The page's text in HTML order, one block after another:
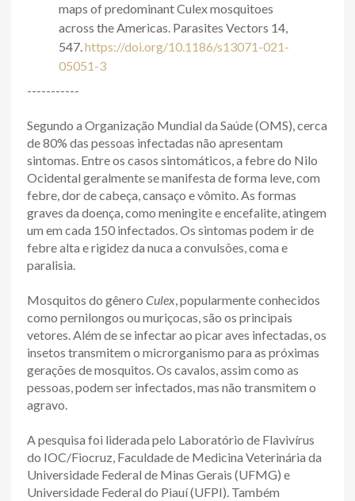
maps of predominant Culex mosquitoes
across the Americas. Parasites Vectors 14,
547.https://doi.org/10.1186/s13071-021-
05051-3
-----------
Segundo a Organização Mundial da Saúde (OMS), cerca
de 80% das pessoas infectadas não apresentam
sintomas. Entre os casos sintomáticos, a febre do Nilo
Ocidental geralmente se manifesta de forma leve, com
febre, dor de cabeça, cansaço e vômito. As formas
graves da doença, como meningite e encefalite, atingem
um em cada 150 infectados. Os sintomas podem ir de
febre alta e rigidez da nuca a convulsões, coma e
paralisia.
Mosquitos do gênero Culex, popularmente conhecidos
como pernilongos ou muriçocas, são os principais
vetores. Além de se infectar ao picar aves infectadas, os
insetos transmitem o microrganismo para as próximas
gerações de mosquitos. Os cavalos, assim como as
pessoas, podem ser infectados, mas não transmitem o
agravo.
A pesquisa foi liderada pelo Laboratório de Flavivírus
do IOC/Fiocruz, Faculdade de Medicina Veterinária da
Universidade Federal de Minas Gerais (UFMG) e
Universidade Federal do Piauí (UFPI). Também